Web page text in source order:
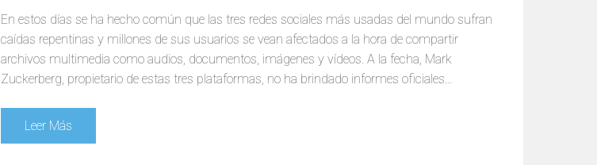
En estos días se ha hecho común que las tres redes sociales más usadas del mundo sufran
caídas repentinas y millones de sus usuarios se vean afectados a la hora de compartir
archivos multimedia como audios, documentos, imágenes y vídeos. A la fecha, Mark
Zuckerberg, propietario de estas tres plataformas, no ha brindado informes oficiales…
Leer Más